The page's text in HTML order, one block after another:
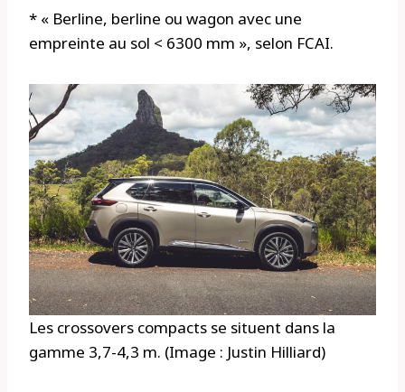
* « Berline, berline ou wagon avec une
empreinte au sol < 6300 mm », selon FCAI.
Les crossovers compacts se situent dans la
gamme 3,7-4,3 m. (Image : Justin Hilliard)